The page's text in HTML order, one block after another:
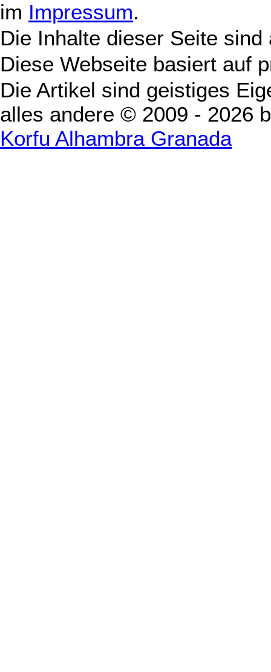
im Impressum.
Die Inhalte dieser Seite
Diese Webseite basiert auf
Die Artikel sind geistiges
alles andere © 2009 - 2026
Korfu Alhambra Granada